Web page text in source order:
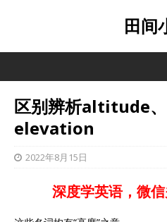
田间
区别辨析altitude
elevation
2022年8月15日
深度学英语，微